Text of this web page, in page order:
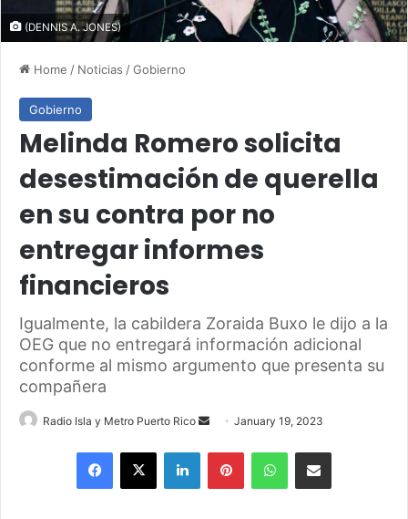
(DENNIS A. JONES)
Home / Noticias /Gobierno
Gobierno
Melinda Romero solicita
desestimación de querella
en su contra por no
entregar informes
financieros
Igualmente, la cabildera Zoraida Buxo le dijo a la
OEG que no entregará información adicional
conforme al mismo argumento que presenta su
compañera
Radio Isla y Metro Puerto Rico
Send
email
January 19, 2023
Facebook
X LinkedInPinterestWhatsAppShare via Email